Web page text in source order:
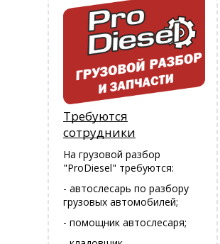
Требуются
сотрудники
На грузовой разбор
"ProDiesel" требуются:
- автослесарь по разбору
грузовых автомобилей;
- помощник автослесаря;